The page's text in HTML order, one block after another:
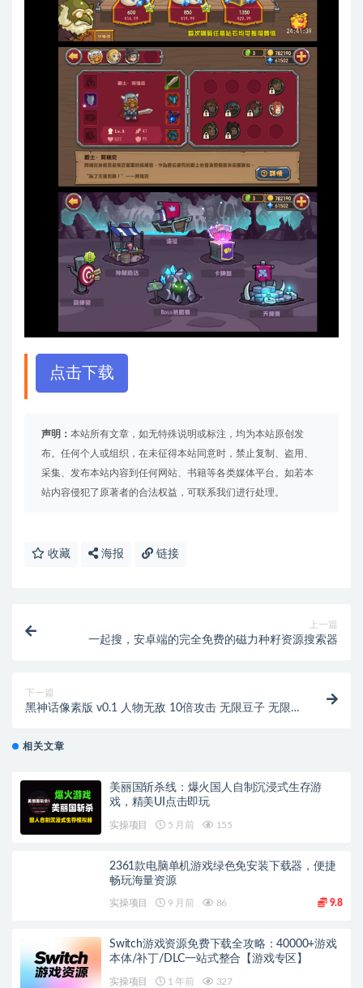
点击下载
声明： 本站所有文章，如无特殊说明或标注，均为本站原创发
布。任何个人或组织，在未征得本站同意时，禁止复制、盗用、
采集、发布本站内容到任何网站、书籍等各类媒体平台。如若本
站内容侵犯了原著者的合法权益，可联系我们进行处理。
收藏 海报 链接
上一篇
一起搜，安卓端的完全免费的磁力种籽资源搜索器
下一篇
黑神话像素版 v0.1 人物无敌 10倍攻击 无限豆子 无限
相关文章
美丽国斩杀线：爆火国人自制沉浸式生存游
戏，精美UI点击即玩
实操项目 5 月前 155
2361款电脑单机游戏绿色免安装下载器，便捷
畅玩海量资源
实操项目 9 月前 86 9.8
Switch游戏资源免费下载全攻略：40000+游戏
本体/补丁/DLC一站式整合【游戏专区】
实操项目 1 年前 327